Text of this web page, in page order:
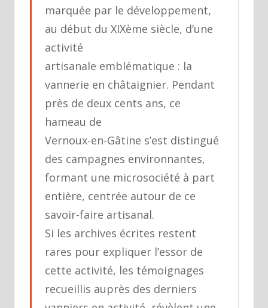
marquée par le développement,
au début du XIXème siècle, d’une
activité
artisanale emblématique : la
vannerie en châtaignier. Pendant
près de deux cents ans, ce
hameau de
Vernoux-en-Gâtine s’est distingué
des campagnes environnantes,
formant une microsociété à part
entière, centrée autour de ce
savoir-faire artisanal.
Si les archives écrites restent
rares pour expliquer l’essor de
cette activité, les témoignages
recueillis auprès des derniers